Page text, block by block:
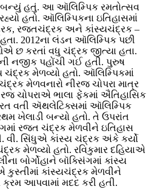
હતું. આ ઑલિમ્પિક રમતોત્સવ
હતો. ઑલિમ્પિકના ઇતિહાસમાં
રજતચંદ્રક અને કાંસ્યચંદ્રક –
2012ના લંડન ઑલિમ્પિક પછી
છ કરતાં વધુ ચંદ્રક જીત્યા હતા.
નજીક પહોંચી ગઈ હતી. પુરુષ
ચંદ્રક મેળવ્યો હતો. ઑલિમ્પિકમાં
મેળવનારો નીરજ ચોપરા માત્ર
ચોપરાએ ભાલા ફેંકમાં ઐતિહાસિક
વતી ઍથલેટિક્સમાં ઑલિમ્પિક
ખેલાડી બન્યો હતો. તે ઉપરાંત
રજત ચંદ્રક મેળવીને ઇતિહાસ
વી. સિંધુએ કાંસ્ય ચંદ્રક અંકે કર્યો
મેળવ્યો હતો. રવિકુમાર દહિયાએ
બોર્ગોહાને બૉક્સિંગમાં કાંસ્ય
કાંસ્યચંદ્રક મેળવીને
ક્રમ આપવામાં મદદ કરી હતી.